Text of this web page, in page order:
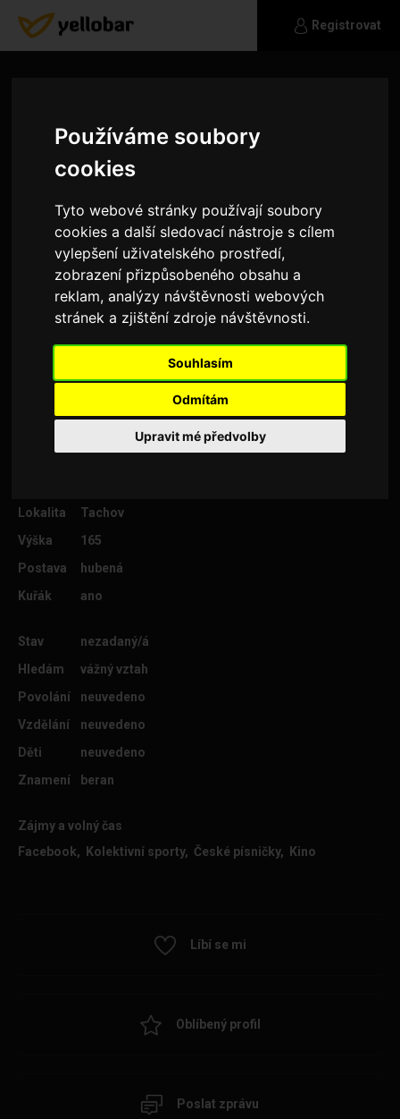
Používáme soubory
cookies
Tyto webové stránky používají soubory
cookies a další sledovací nástroje s cílem
vylepšení uživatelského prostředí,
zobrazení přizpůsobeného obsahu a
reklam, analýzy návštěvnosti webových
stránek a zjištění zdroje návštěvnosti.
Souhlasím
Odmítám
Upravit mé předvolby
Registrovat
Amand
Hledám.chlapa na vztah plzeňský kraj od 40
do70. Moje číslo 721707929
Lokalita
Tachov
Výška
165
Postava
hubená
Kuřák
ano
Stav
nezadaný/á
Hledám
vážný vztah
Povolání
neuvedeno
Vzdělání
neuvedeno
Děti
neuvedeno
Znamení
beran
Zájmy a volný čas
Facebook, Kolektivní sporty, České písničky, Kino
Líbí se mi
Oblíbený profil
Poslat zprávu